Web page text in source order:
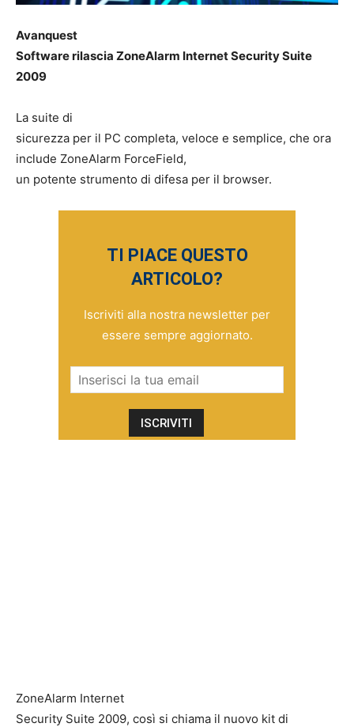
Avanquest
Software rilascia ZoneAlarm Internet Security Suite
2009
La suite di
sicurezza per il PC completa, veloce e semplice, che ora
include ZoneAlarm ForceField,
un potente strumento di difesa per il browser.
TI PIACE QUESTO
ARTICOLO?
Iscriviti alla nostra newsletter per
essere sempre aggiornato.
ZoneAlarm Internet
Security Suite 2009, così si chiama il nuovo kit di